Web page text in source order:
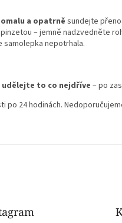
a opatrněsundejte
– jemně nadzvedněte
samolepka nepotrhala.
udělejte to co nejdříve – po
po 24 hodinách.